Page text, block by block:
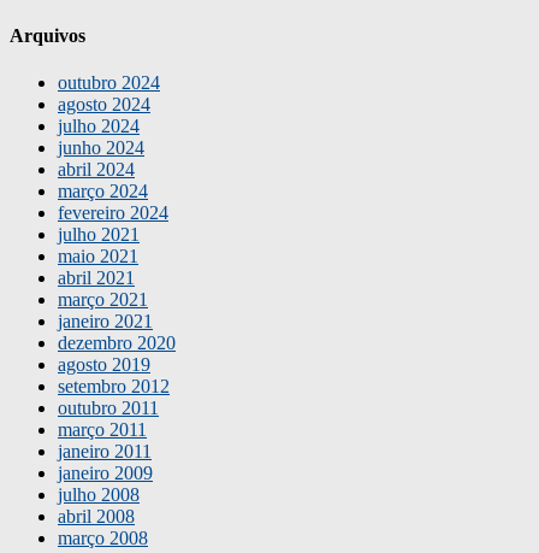
Arquivos
outubro 2024
agosto 2024
julho 2024
junho 2024
abril 2024
março 2024
fevereiro 2024
julho 2021
maio 2021
abril 2021
março 2021
janeiro 2021
dezembro 2020
agosto 2019
setembro 2012
outubro 2011
março 2011
janeiro 2011
janeiro 2009
julho 2008
abril 2008
março 2008